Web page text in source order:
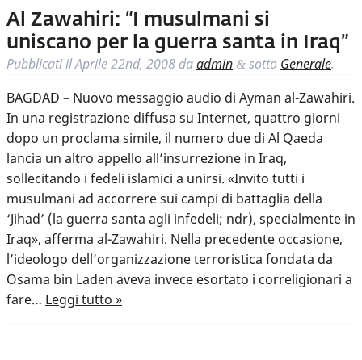
Al Zawahiri: “I musulmani si
uniscano per la guerra santa in Iraq”
Pubblicati ilAprile 22nd, 2008 daadmin & sotto Generale.
BAGDAD – Nuovo messaggio audio di Ayman al-Zawahiri.
In una registrazione diffusa su Internet, quattro giorni
dopo un proclama simile, il numero due di Al Qaeda
lancia un altro appello all’insurrezione in Iraq,
sollecitando i fedeli islamici a unirsi. «Invito tutti i
musulmani ad accorrere sui campi di battaglia della
‘Jihad’ (la guerra santa agli infedeli; ndr), specialmente in
Iraq», afferma al-Zawahiri. Nella precedente occasione,
l’ideologo dell’organizzazione terroristica fondata da
Osama bin Laden aveva invece esortato i correligionari a
fare… Leggi tutto »